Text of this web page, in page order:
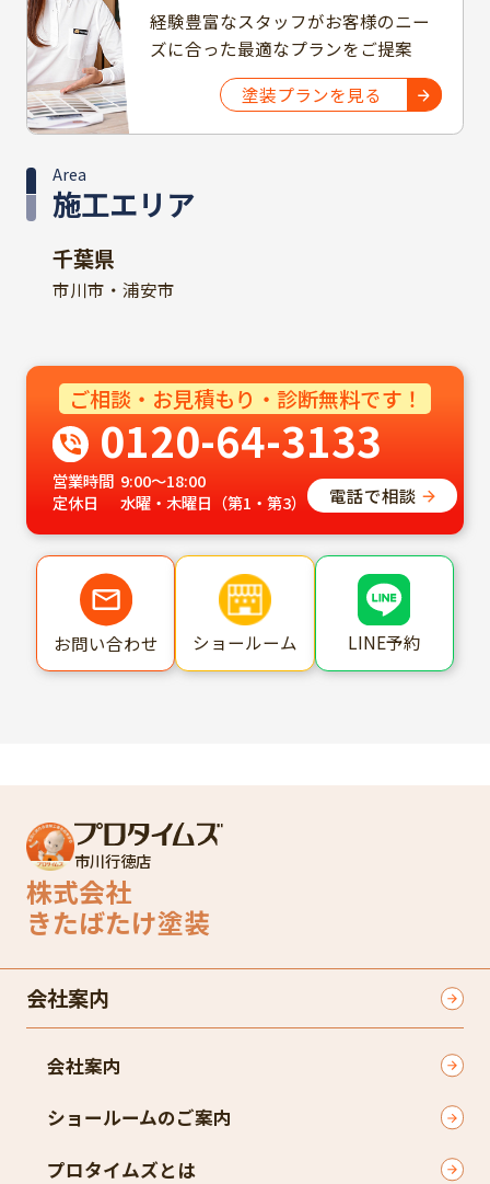
経験豊富なスタッフがお客様のニー
ズに合った最適なプランをご提案
塗装プランを見る
施工エリア
Area
千葉県
市川市・浦安市
ご相談・お見積もり・診断無料です！
0120-64-3133
営業時間 9:00～18:00
定休日
水曜・木曜日（第1・第3） 電話で相談
お問い合わせ ショールーム LINE予約
市川行徳店
株式会社
きたばたけ塗装
会社案内
会社案内
ショールームのご案内
プロタイムズとは